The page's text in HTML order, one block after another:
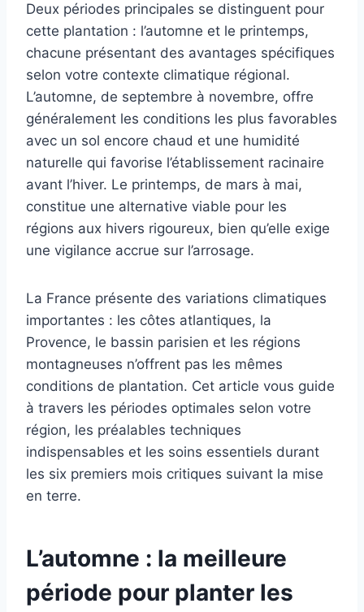
Deux périodes principales se distinguent pour
cette plantation : l’automne et le printemps,
chacune présentant des avantages spécifiques
selon votre contexte climatique régional.
L’automne, de septembre à novembre, offre
généralement les conditions les plus favorables
avec un sol encore chaud et une humidité
naturelle qui favorise l’établissement racinaire
avant l’hiver. Le printemps, de mars à mai,
constitue une alternative viable pour les
régions aux hivers rigoureux, bien qu’elle exige
une vigilance accrue sur l’arrosage.
La France présente des variations climatiques
importantes : les côtes atlantiques, la
Provence, le bassin parisien et les régions
montagneuses n’offrent pas les mêmes
conditions de plantation. Cet article vous guide
à travers les périodes optimales selon votre
région, les préalables techniques
indispensables et les soins essentiels durant
les six premiers mois critiques suivant la mise
en terre.
L’automne : la meilleure
période pour planter les